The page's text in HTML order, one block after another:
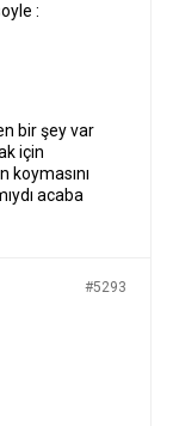
:
bir şey var
için
koymasını
acaba
#5293